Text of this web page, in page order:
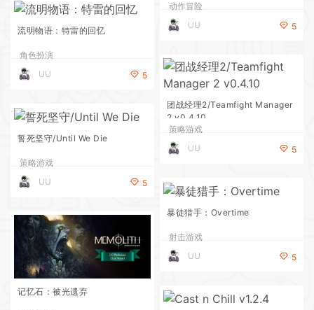
动作冒险
UU
5
流明物语：特雷的回忆
角色扮演
UU
5
团战经理2/Teamfight Manager
2 v0.4.10
策略游戏
UU
5
誓死坚守/Until We Die
策略游戏
UU
5
暴徒猎手：Overtime
射击游戏
UU
5
记忆石：被光遗弃